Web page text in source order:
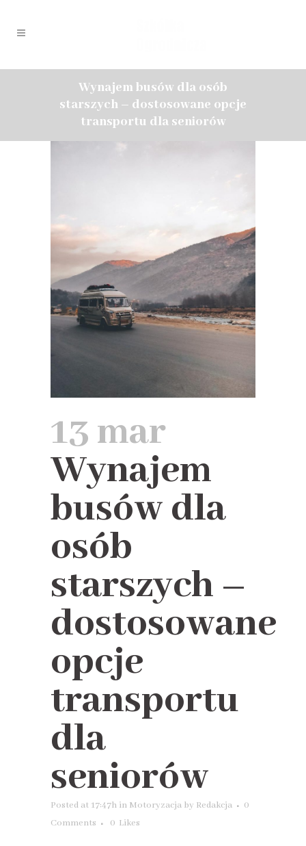
Wynajem busów dla osób
starszych – dostosowane opcje
transportu dla seniorów
13 mar
Wynajem
busów dla
osób
starszych –
dostosowane
opcje
transportu
dla
seniorów
Posted at 17:47h in Motoryzacja by Redakcja
0
Comments
0 Likes